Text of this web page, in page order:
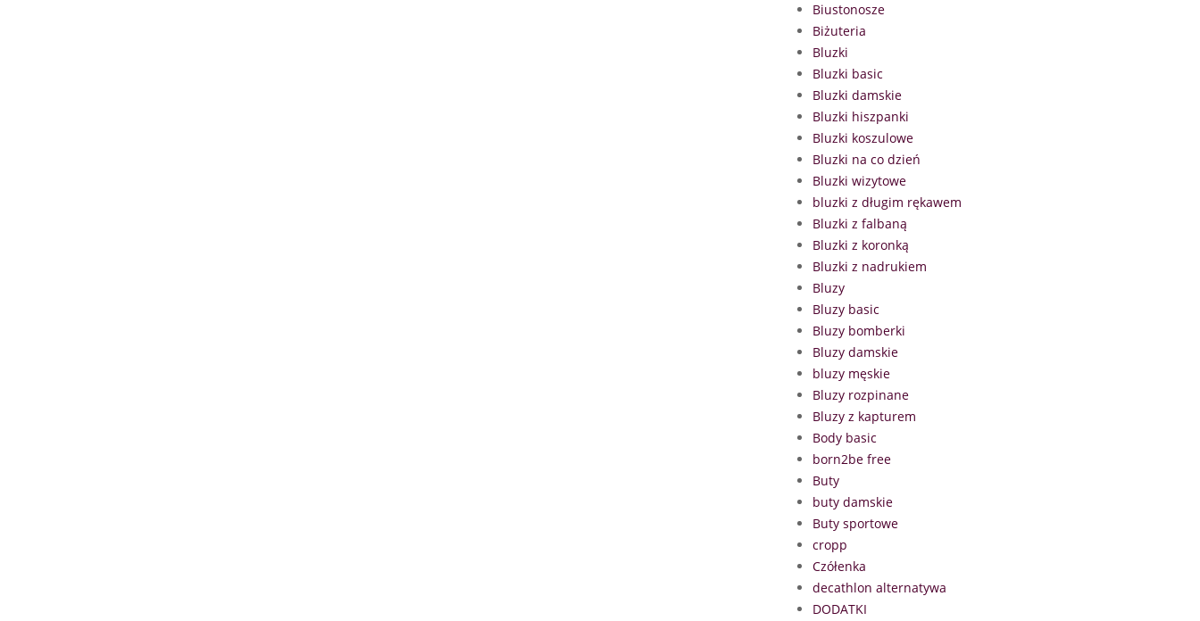
Biustonosze
Biżuteria
Bluzki
Bluzki basic
Bluzki damskie
Bluzki hiszpanki
Bluzki koszulowe
Bluzki na co dzień
Bluzki wizytowe
bluzki z długim rękawem
Bluzki z falbaną
Bluzki z koronką
Bluzki z nadrukiem
Bluzy
Bluzy basic
Bluzy bomberki
Bluzy damskie
bluzy męskie
Bluzy rozpinane
Bluzy z kapturem
Body basic
born2be free
Buty
buty damskie
Buty sportowe
cropp
Czółenka
decathlon alternatywa
DODATKI